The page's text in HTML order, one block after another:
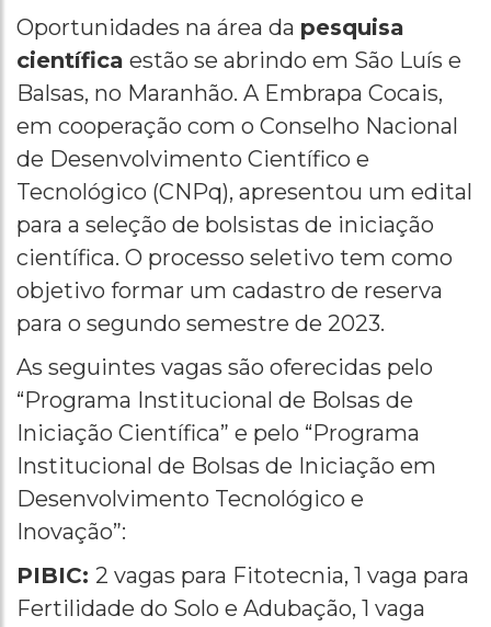
Oportunidades na área da pesquisa
científica estão se abrindo em São Luís e
Balsas, no Maranhão. A Embrapa Cocais,
em cooperação com o Conselho Nacional
de Desenvolvimento Científico e
Tecnológico (CNPq), apresentou um edital
para a seleção de bolsistas de iniciação
científica. O processo seletivo tem como
objetivo formar um cadastro de reserva
para o segundo semestre de 2023.
As seguintes vagas são oferecidas pelo
“Programa Institucional de Bolsas de
Iniciação Científica” e pelo “Programa
Institucional de Bolsas de Iniciação em
Desenvolvimento Tecnológico e
Inovação”:
PIBIC: 2 vagas para Fitotecnia, 1 vaga para
Fertilidade do Solo e Adubação, 1 vaga